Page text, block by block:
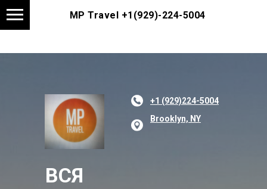
MP Travel +1(929)-224-5004
ВСЯ
Brooklyn, NY
+1 (929)224-5004